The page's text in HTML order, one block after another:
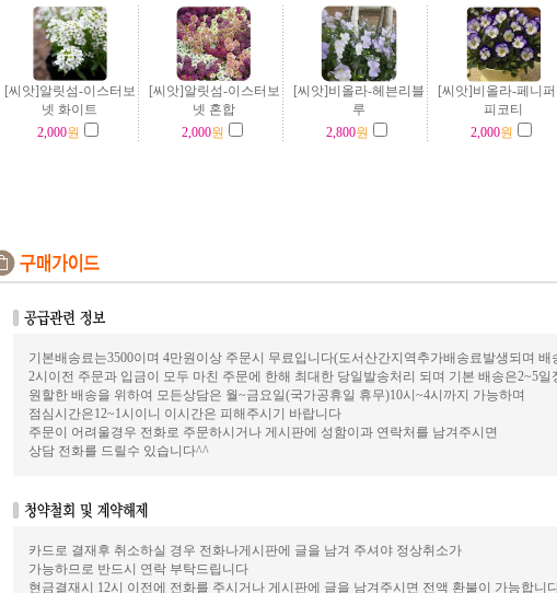
[씨앗]알릿섬-이스터보
넷 화이트
[씨앗]알릿섬-이스터보
넷 혼합
[씨앗]비올라-헤븐리블
루
[씨앗]비올라-페니
피코티
2,000원 2,000원 2,800원 2,000원
기본배송료는3500이며 4만원이상 주문시 무료입니다(도서산간지역추가배송료발생되며 배
2시이전 주문과 입금이 모두 마친 주문에 한해 최대한 당일발송처리 되며 기본 배송은2~5일
원할한 배송을 위하여 모든상담은 월~금요일(국가공휴일 휴무)10시~4시까지 가능하며
점심시간은12~1시이니 이시간은 피해주시기 바랍니다
주문이 어려울경우 전화로 주문하시거나 게시판에 성함이과 연락처를 남겨주시면
상담 전화를 드릴수 있습니다^^
카드로 결재후 취소하실 경우 전화나게시판에 글을 남겨 주셔야 정상취소가
가능하므로 반드시 연락 부탁드립니다
현금결재시 12시 이전에 전화를 주시거나 게시판에 글을 남겨주시면 전액 환불이 가능합니